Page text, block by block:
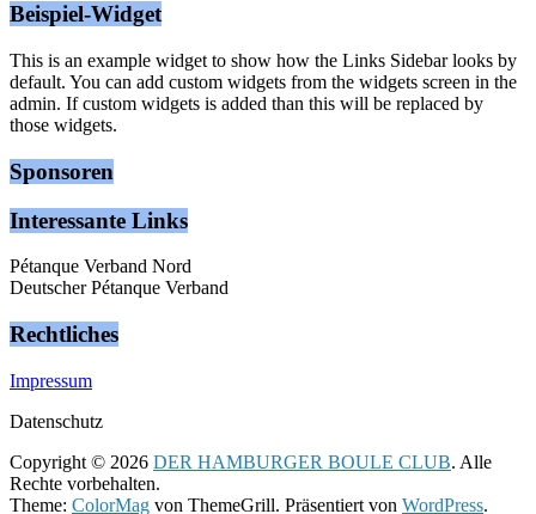
Beispiel-Widget
This is an example widget to show how the Links Sidebar looks by
default. You can add custom widgets from the widgets screen in the
admin. If custom widgets is added than this will be replaced by
those widgets.
Sponsoren
Interessante Links
Pétanque Verband Nord
Deutscher Pétanque Verband
Rechtliches
Impressum
Datenschutz
Copyright © 2026 DER HAMBURGER BOULE CLUB. Alle
Rechte vorbehalten.
Theme: ColorMag von ThemeGrill. Präsentiert von WordPress.